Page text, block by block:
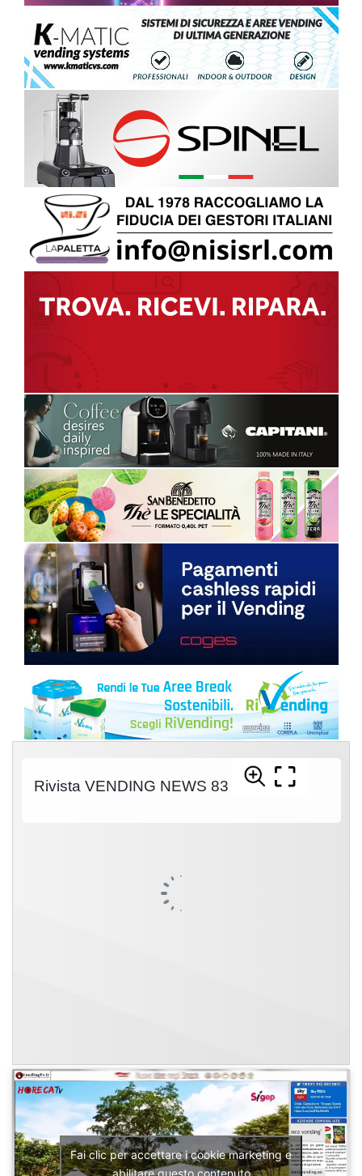
Fai clic per accettare i cookie marketing e
abilitare questo contenuto